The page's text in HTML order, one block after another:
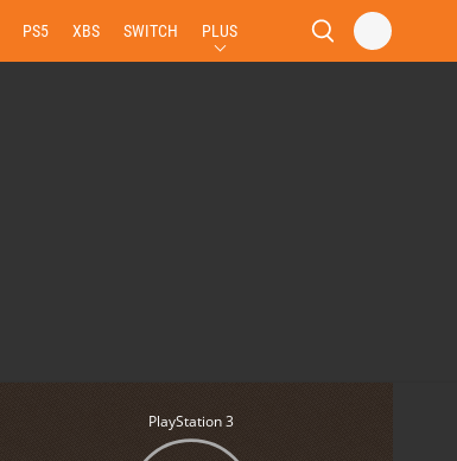
PS5 XBS SWITCH PLUS
PlayStation 3